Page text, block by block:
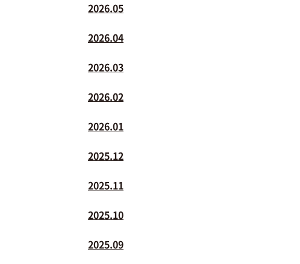
2026.05
2026.04
2026.03
2026.02
2026.01
2025.12
2025.11
2025.10
2025.09